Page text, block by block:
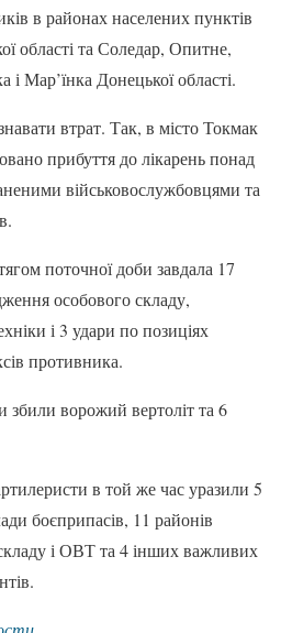
в районах населених пунктів
області та Соледар, Опитне,
і Мар’їнка Донецької області.
втрат. Так, в місто Токмак
прибуття до лікарень понад
військовослужбовцями та
поточної доби завдала 17
особового складу,
і 3 удари по позиціях
противника.
збили ворожий вертоліт та 6
в той же час уразили 5
боєприпасів, 11 районів
і ОВТ та 4 інших важливих